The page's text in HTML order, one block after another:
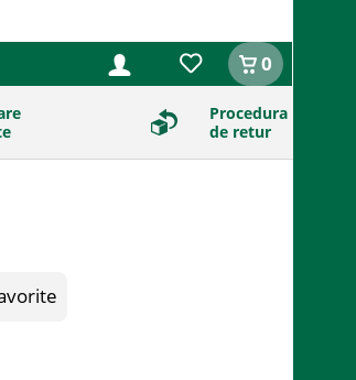
0
Procedura
de retur